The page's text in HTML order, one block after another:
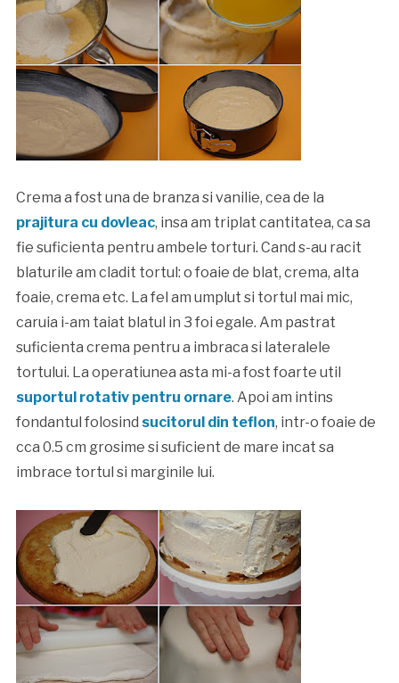
Crema a fost una de branza si vanilie, cea de la
prajitura cu dovleac, insa am triplat cantitatea, ca sa
fie suficienta pentru ambele torturi. Cand s-au racit
blaturile am cladit tortul: o foaie de blat, crema, alta
foaie, crema etc. La fel am umplut si tortul mai mic,
caruia i-am taiat blatul in 3 foi egale. Am pastrat
suficienta crema pentru a imbraca si lateralele
tortului. La operatiunea asta mi-a fost foarte util
suportul rotativ pentru ornare. Apoi am intins
fondantul folosind sucitorul din teflon, intr-o foaie de
cca 0.5 cm grosime si suficient de mare incat sa
imbrace tortul si marginile lui.